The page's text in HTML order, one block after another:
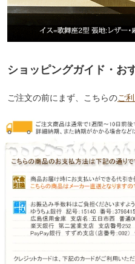
ショッピングガイド・お
ご注文の前にまず、こちらのご